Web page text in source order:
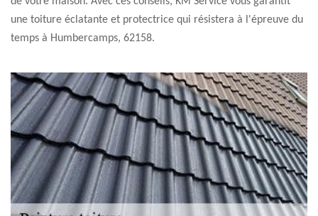
une toiture éclatante et protectrice qui résistera à l'épreuve du
temps à Humbercamps, 62158.